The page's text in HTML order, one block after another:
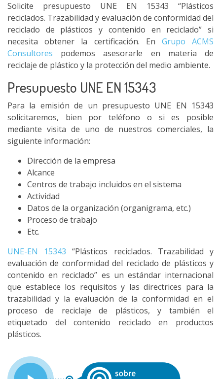
Solicite presupuesto UNE EN 15343 “Plásticos
reciclados. Trazabilidad y evaluación de conformidad del
reciclado de plásticos y contenido en reciclado” si
necesita obtener la certificación. En Grupo ACMS
Consultores podemos asesorarle en materia de
reciclaje de plástico y la protección del medio ambiente.
Presupuesto UNE EN 15343
Para la emisión de un presupuesto UNE EN 15343
solicitaremos, bien por teléfono o si es posible
mediante visita de uno de nuestros comerciales, la
siguiente información:
Dirección de la empresa
Alcance
Centros de trabajo incluidos en el sistema
Actividad
Datos de la organización (organigrama, etc.)
Proceso de trabajo
Etc.
UNE-EN 15343 “Plásticos reciclados. Trazabilidad y
evaluación de conformidad del reciclado de plásticos y
contenido en reciclado” es un estándar internacional
que establece los requisitos y las directrices para la
trazabilidad y la evaluación de la conformidad en el
proceso de reciclaje de plásticos, y también el
etiquetado del contenido reciclado en productos
plásticos.